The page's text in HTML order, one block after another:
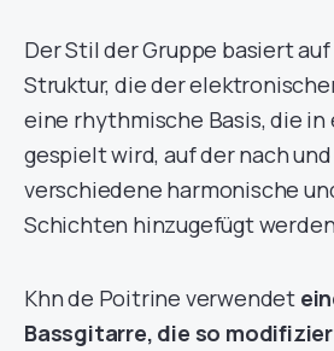
Der Stil der Gruppe basiert
Struktur, die der
eine rhythmische Basis, die in
gespielt wird, auf der nach
verschiedene harmonische
Schichten hinzugefügt
Khn de Poitrine verwendet
Bassgitarre, die so